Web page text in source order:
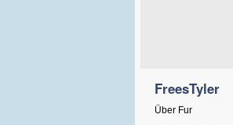
FreesTyler
Über Fur